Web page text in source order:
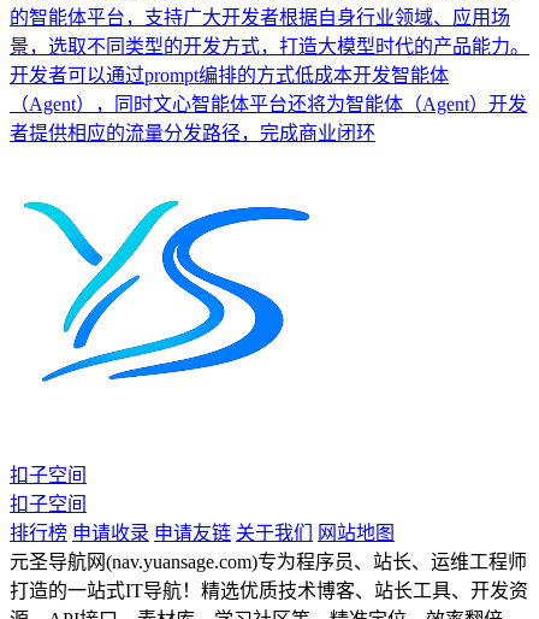
的智能体平台，支持广大开发者根据自身行业领域、应用场
景，选取不同类型的开发方式，打造大模型时代的产品能力。
开发者可以通过prompt编排的方式低成本开发智能体
（Agent），同时文心智能体平台还将为智能体（Agent）开发
者提供相应的流量分发路径，完成商业闭环
扣子空间
扣子空间
排行榜 申请收录 申请友链 关于我们
网站地图
元圣导航网(nav.yuansage.com)专为程序员、站长、运维工程师
打造的一站式IT导航！精选优质技术博客、站长工具、开发资